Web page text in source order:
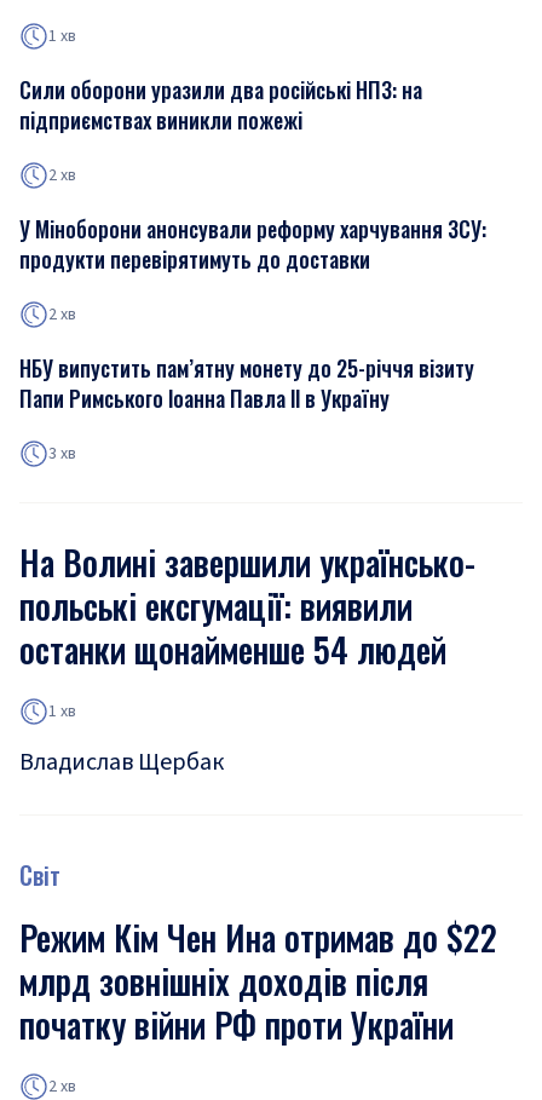
1 хв
Сили оборони уразили два російські НПЗ: на
підприємствах виникли пожежі
2 хв
У Міноборони анонсували реформу харчування ЗСУ:
продукти перевірятимуть до доставки
2 хв
НБУ випустить пам’ятну монету до 25-річчя візиту
Папи Римського Іоанна Павла ІІ в Україну
3 хв
На Волині завершили українсько-
польські ексгумації: виявили
останки щонайменше 54 людей
1 хв
Владислав Щербак
Світ
Режим Кім Чен Ина отримав до $22
млрд зовнішніх доходів після
початку війни РФ проти України
2 хв